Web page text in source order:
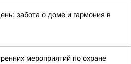
забота о доме и гармония в
мероприятий по охране